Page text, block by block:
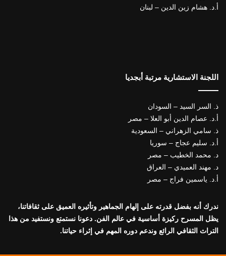
أ.د. هشام زين الدين – لبنان
اللجنة الاستشارية مرتبة أبجديا
ذ. السر السيد – السودان
أ.د. عصام الدين أبو العلا – مصر
ذ. سامي الزهراني – السعودية
أ.د. سليم عجاج – سوريا
د. محمد الخطيب – مصر
د. مهند العميدي – العراق
أ.د. ياسمين فراج – مصر
ندرك أنه بفضل قدرته على إلهام الجماهير وتأثيره العميق على ثقافاتنا،
يظل المسرح ركيزة أساسية في عالم الفن. دعونا نستمتع ونستفيد من هذا
التراث الثقافي الرائع وندعم دوره المهم في إثراء حياتنا.